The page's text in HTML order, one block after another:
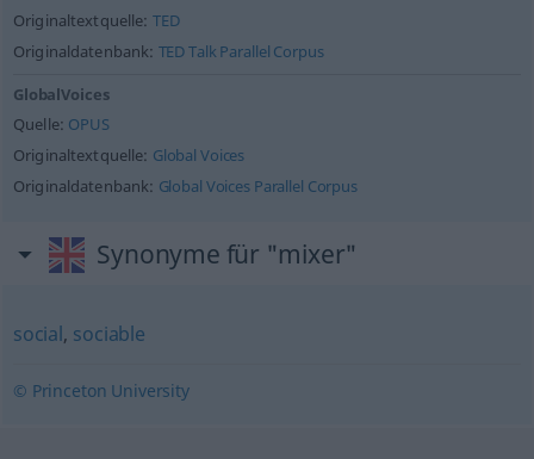
Originaltextquelle: TED
Originaldatenbank: TED Talk Parallel Corpus
GlobalVoices
Quelle: OPUS
Originaltextquelle: Global Voices
Originaldatenbank: Global Voices Parallel Corpus
Synonyme für "mixer"
social, sociable
© Princeton University